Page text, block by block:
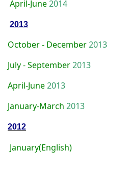
April-June2014
2013
October - December2013
July - September2013
April-June2013
January-March 2013
2012
January(English)